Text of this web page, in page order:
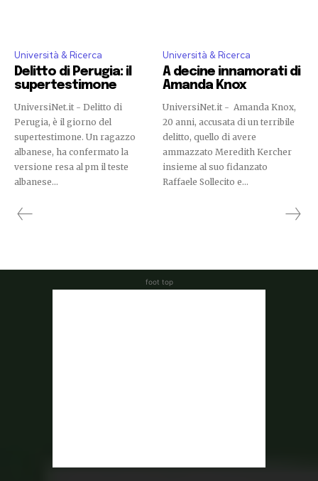
Università & Ricerca
Delitto di Perugia: il
supertestimone
UniversiNet.it - Delitto di
Perugia, è il giorno del
supertestimone. Un ragazzo
albanese, ha confermato la
versione resa al pm il teste
albanese...
Università & Ricerca
A decine innamorati di
Amanda Knox
UniversiNet.it - Amanda Knox,
20 anni, accusata di un terribile
delitto, quello di avere
ammazzato Meredith Kercher
insieme al suo fidanzato
Raffaele Sollecito e...
foot top